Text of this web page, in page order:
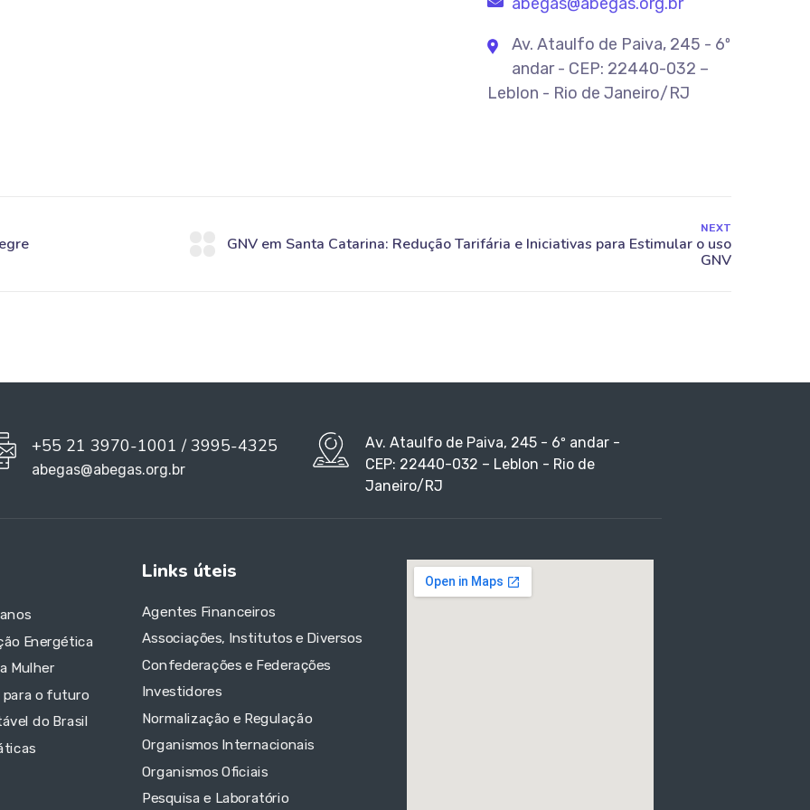
Av. Ataulfo de Paiva, 245 - 6º
andar - CEP: 22440-032 –
Leblon - Rio de Janeiro/RJ
NEXT
+55 21 3970-1001 / 3995-4325
abegas@abegas.org.br
Av. Ataulfo de Paiva, 245 - 6º andar -
CEP: 22440-032 – Leblon - Rio de
Janeiro/RJ
Energética
Mulher
para o futuro
do Brasil
Links úteis
Agentes Financeiros
Associações, Institutos e Diversos
Confederações e Federações
Investidores
Normalização e Regulação
Organismos Internacionais
Organismos Oficiais
Pesquisa e Laboratório